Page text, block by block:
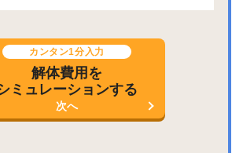
カンタン1分入力
解体費用を
ミュレーションする
次へ